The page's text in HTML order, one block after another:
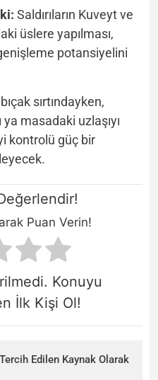
Saldırıların Kuveyt ve
üslere yapılması,
potansiyelini
sırtındayken,
masadaki uzlaşıyı
kontrolü güç bir
Puan Verin!
Konuyu
İlk Kişi Ol!
Edilen Kaynak Olarak